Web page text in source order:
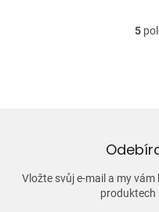
5
Vložte svůj e-mail a my
produktech